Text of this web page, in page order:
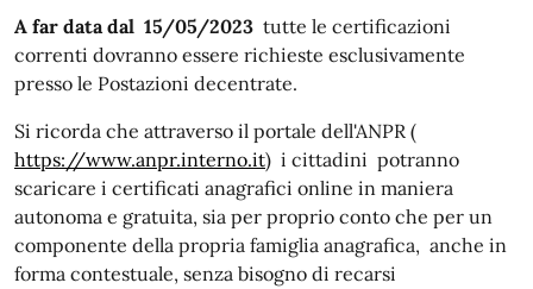
A far data dal 15/05/2023 tutte le certificazioni
correnti dovranno essere richieste esclusivamente
presso le Postazioni decentrate.
Si ricorda che attraverso il portale dell'ANPR (
https://www.anpr.interno.it) i cittadini potranno
scaricare i certificati anagrafici online in maniera
autonoma e gratuita, sia per proprio conto che per un
componente della propria famiglia anagrafica, anche in
forma contestuale, senza bisogno di recarsi